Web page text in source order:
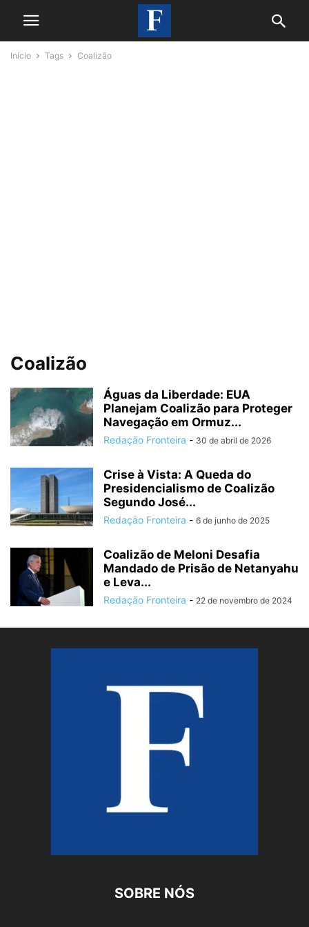
Início Tags Coalizão
Coalizão
Águas da Liberdade: EUA
Planejam Coalizão para Proteger
Navegação em Ormuz...
Redação Fronteira - 30 de abril de 2026
Crise à Vista: A Queda do
Presidencialismo de Coalizão
Segundo José...
Redação Fronteira - 6 de junho de 2025
Coalizão de Meloni Desafia
Mandado de Prisão de Netanyahu
e Leva...
Redação Fronteira - 22 de novembro de 2024
SOBRE NÓS